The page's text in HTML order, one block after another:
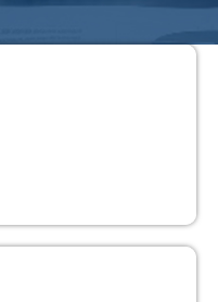
din verksamhet
ekonomisk frid
i Öckerö att
resurser för att du
gör bäst. Med vår
du får
i din verksamhets